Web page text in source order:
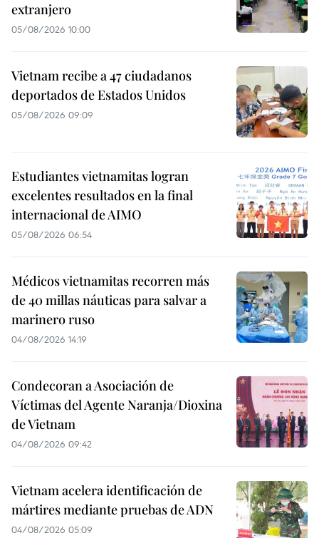
extranjero
05/08/2026 10:00
Vietnam recibe a 47 ciudadanos
deportados de Estados Unidos
05/08/2026 09:09
Estudiantes vietnamitas logran
excelentes resultados en la final
internacional de AIMO
05/08/2026 06:54
Médicos vietnamitas recorren más
de 40 millas náuticas para salvar a
marinero ruso
04/08/2026 14:19
Condecoran a Asociación de
Víctimas del Agente Naranja/Dioxina
de Vietnam
04/08/2026 09:42
Vietnam acelera identificación de
mártires mediante pruebas de ADN
04/08/2026 05:09